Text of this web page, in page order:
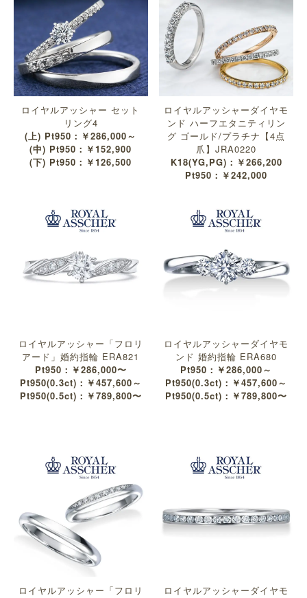
ロイヤルアッシャー セット
リング4
(上) Pt950：￥286,000～
(中) Pt950：￥152,900
(下) Pt950：￥126,500
ロイヤルアッシャーダイヤモ
ンド ハーフエタニティリン
グ ゴールド/プラチナ【4点
爪】JRA0220
K18(YG,PG)：￥266,200
Pt950：￥242,000
ロイヤルアッシャー「フロリ
アード」婚約指輪 ERA821
Pt950：￥286,000〜
Pt950(0.3ct)：￥457,600～
Pt950(0.5ct)：￥789,800〜
ロイヤルアッシャーダイヤモ
ンド 婚約指輪 ERA680
Pt950：￥286,000～
Pt950(0.3ct)：￥457,600～
Pt950(0.5ct)：￥789,800〜
ロイヤルアッシャー「フロリ
ロイヤルアッシャーダイヤモ